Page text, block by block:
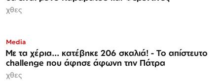
χθες
Media
Με τα χέρια... κατέβηκε 206 σκαλιά! - Το απίστευτο
challenge που άφησε άφωνη την Πάτρα
χθες